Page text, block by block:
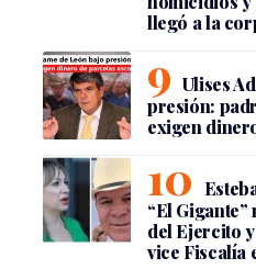
llegó a la
Ulises
presión:
exigen
“El
del Ejercito
vice Fiscalía